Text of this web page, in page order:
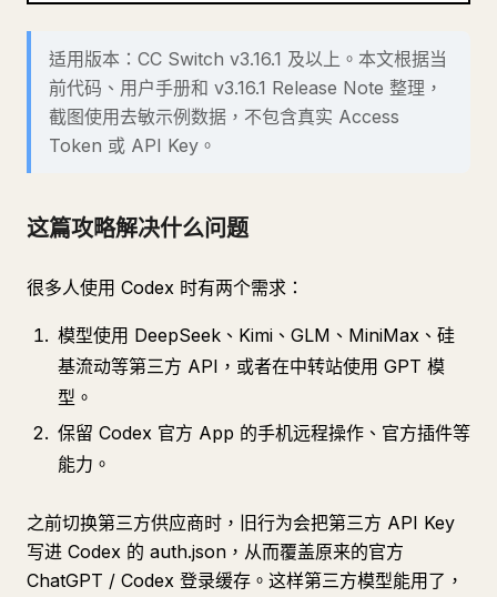
适用版本：CC Switch v3.16.1 及以上。本文根据当
前代码、用户手册和 v3.16.1 Release Note 整理，
截图使用去敏示例数据，不包含真实 Access
Token 或 API Key。
这篇攻略解决什么问题
很多人使用 Codex 时有两个需求：
模型使用 DeepSeek、Kimi、GLM、MiniMax、硅
基流动等第三方 API，或者在中转站使用 GPT 模
型。
保留 Codex 官方 App 的手机远程操作、官方插件等
能力。
之前切换第三方供应商时，旧行为会把第三方 API Key
写进 Codex 的 auth.json，从而覆盖原来的官方
ChatGPT / Codex 登录缓存。这样第三方模型能用了，